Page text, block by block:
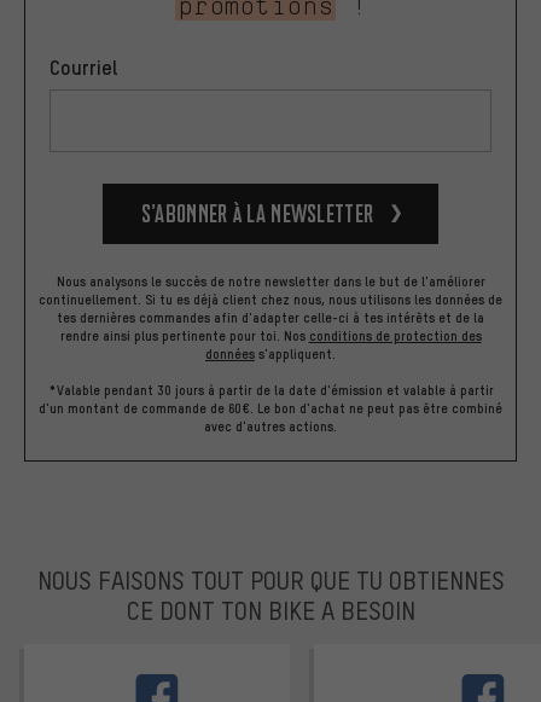
Courriel
S’abonner à la newsletter
Nous analysons le succès de notre newsletter dans le but de l'améliorer
continuellement. Si tu es déjà client chez nous, nous utilisons les données de
tes dernières commandes afin d'adapter celle-ci à tes intérêts et de la
rendre ainsi plus pertinente pour toi. Nos conditions de protection des
données s'appliquent.
*Valable pendant 30 jours à partir de la date d'émission et valable à partir
d'un montant de commande de 60€. Le bon d'achat ne peut pas être combiné
avec d'autres actions.
NOUS FAISONS TOUT POUR QUE TU OBTIENNES
CE DONT TON BIKE A BESOIN